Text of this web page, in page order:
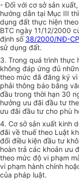
- Đối với cơ sở sản
hướng dẫn tại Mục III
dụng đất thực hiện
BTC ngày 11/12/2000
định số 38/2000/NĐ-CP
sử dụng đất.
3. Trong quá trình thực
không đáp ứng đủ
theo mức đã đăng ký
phải thông báo bằng
đầu trong thời hạn 30
hưởng ưu đãi đầu tư
ưu đãi đầu tư cho phù
4. Cơ sở sản xuất kinh
đãi về thuế theo Luật
đổi điều kiện đầu tư
hoàn trả các khoản ưu
theo mức độ vi phạm
vi phạm hành chính
của pháp luật.